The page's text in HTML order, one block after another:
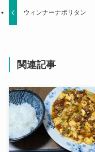
ウィンナーナポリタン
関連記事